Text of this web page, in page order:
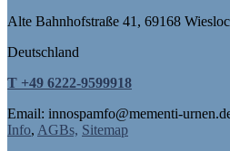
Alte Bahnhofstraße 41, 69168
Deutschland
T +49 6222-9599918
Email: innospamfo@mementi-
Info, AGBs, Sitemap